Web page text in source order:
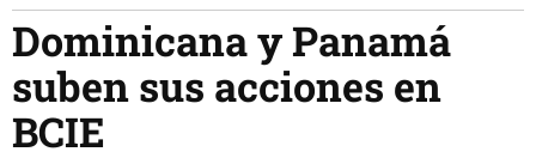
Dominicana y Panamá
suben sus acciones en
BCIE